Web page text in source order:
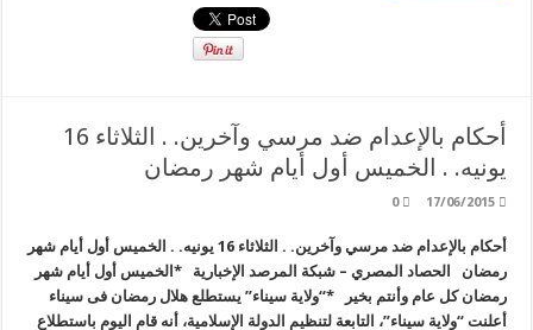
أحكام بالإعدام ضد مرسي وآخرين. . الثلاثاء 16
يونيه. . الخميس أول أيام شهر رمضان
17/06/2015
0
أحكام بالإعدام ضد مرسي وآخرين. . الثلاثاء 16 يونيه. . الخميس أول أيام شهر
رمضان الحصاد المصري – شبكة المرصد الإخبارية *الخميس أول أيام شهر
رمضان كل عام وأنتم بخير *“ولاية سيناء” يستطلع هلال رمضان فى سيناء
أعلنت “ولاية سيناء”، التابعة لتنظيم الدولة الإسلامية، أنه قام اليوم باستطلاع